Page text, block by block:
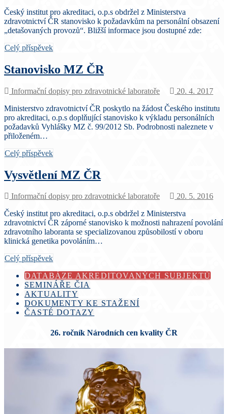
Český institut pro akreditaci, o.p.s obdržel z Ministerstva
zdravotnictví ČR stanovisko k požadavkům na personální obsazení
„detašovaných provozů“. Bližší informace jsou dostupné zde:
Celý příspěvek
Stanovisko MZ ČR
Informační dopisy pro zdravotnické laboratoře
20. 4. 2017
Ministerstvo zdravotnictví ČR poskytlo na žádost Českého institutu
pro akreditaci, o.p.s doplňující stanovisko k výkladu personálních
požadavků Vyhlášky MZ č. 99/2012 Sb. Podrobnosti naleznete v
přiloženém…
Celý příspěvek
Vysvětlení MZ ČR
Informační dopisy pro zdravotnické laboratoře
20. 5. 2016
Český institut pro akreditaci, o.p.s obdržel z Ministerstva
zdravotnictví ČR záporné stanovisko k možnosti nahrazení povolání
zdravotního laboranta se specializovanou způsobilostí v oboru
klinická genetika povoláním…
Celý příspěvek
DATABÁZE AKREDITOVANÝCH SUBJEKTŮ
SEMINÁŘE ČIA
AKTUALITY
DOKUMENTY KE STAŽENÍ
ČASTÉ DOTAZY
26. ročník Národních cen kvality ČR